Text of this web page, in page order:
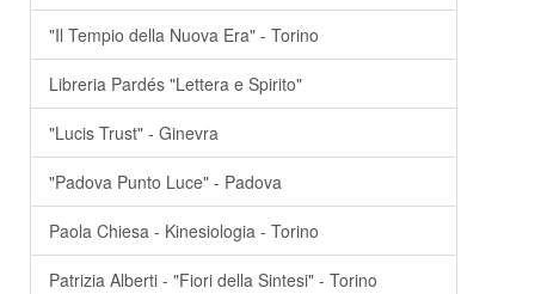
"Il Tempio della Nuova Era" - Torino
Libreria Pardés "Lettera e Spirito"
"Lucis Trust" - Ginevra
"Padova Punto Luce" - Padova
Paola Chiesa - Kinesiologia - Torino
Patrizia Alberti - "Fiori della Sintesi" - Torino